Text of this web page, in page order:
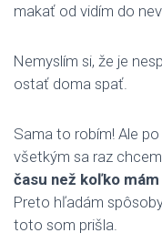
makať od vidím do
Nemyslím si, že je
ostať doma spať.
Sama to robím! Ale
všetkým sa raz
času než koľko
Preto hľadám
toto som prišla.